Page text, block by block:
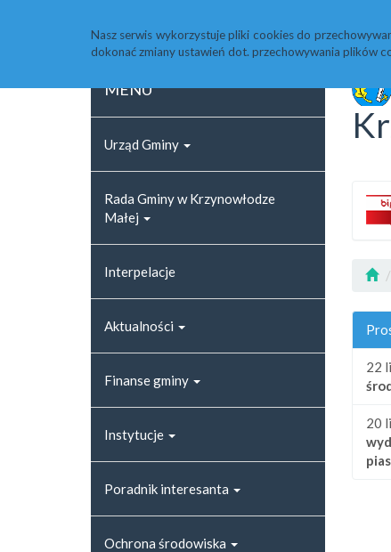
Nasz serwis wykorzystuje pliki cookies do
dokonać zmiany ustawień dot. przechowywania plików
MENU
Urząd Gminy
Rada Gminy w Krzynowłodze
Małej
Interpelacje
Aktualności
Finanse gminy
Instytucje
Poradnik interesanta
Ochrona środowiska
22
20